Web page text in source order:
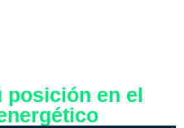
posición en el